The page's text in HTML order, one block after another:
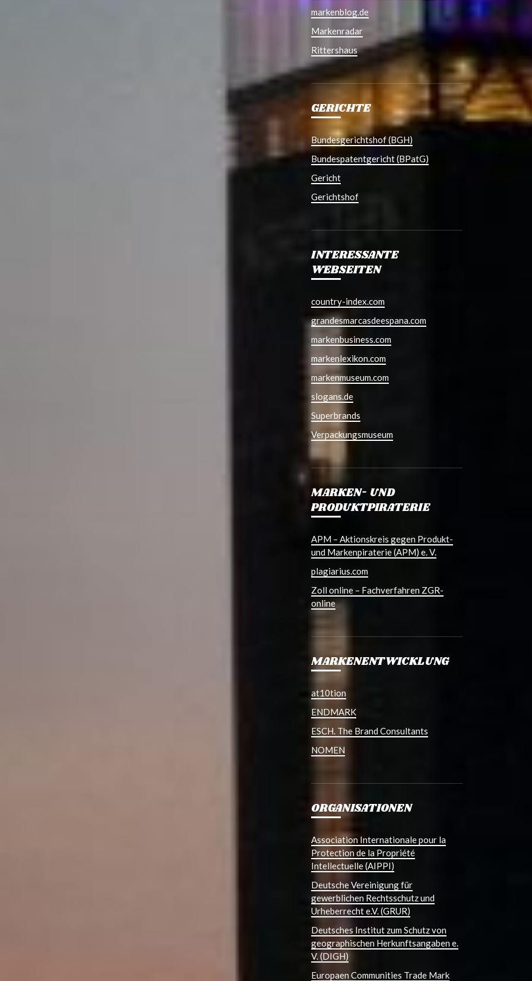
markenblog.de
Markenradar
Rittershaus
GERICHTE
Bundesgerichtshof (BGH)
Bundespatentgericht (BPatG)
Gericht
Gerichtshof
INTERESSANTE
WEBSEITEN
country-index.com
grandesmarcasdeespana.com
markenbusiness.com
markenlexikon.com
markenmuseum.com
slogans.de
Superbrands
Verpackungsmuseum
MARKEN- UND
PRODUKTPIRATERIE
APM – Aktionskreis gegen Produkt-
und Markenpiraterie (APM) e. V.
plagiarius.com
Zoll online – Fachverfahren ZGR-
online
MARKENENTWICKLUNG
at10tion
ENDMARK
ESCH. The Brand Consultants
NOMEN
ORGANISATIONEN
Association Internationale pour la
Protection de la Propriété
Intellectuelle (AIPPI)
Deutsche Vereinigung für
gewerblichen Rechtsschutz und
Urheberrecht e.V. (GRUR)
Deutsches Institut zum Schutz von
geographischen Herkunftsangaben e.
V. (DIGH)
Europaen Communities Trade Mark